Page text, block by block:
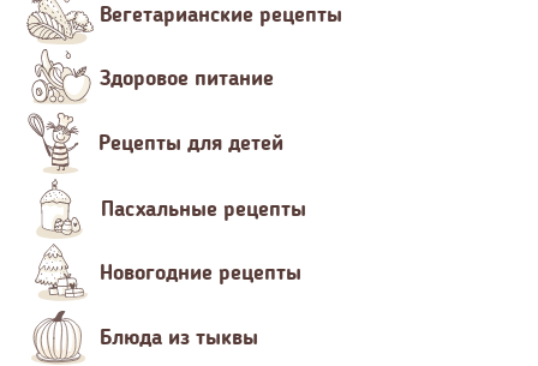
Вегетарианские рецепты
Здоровое питание
Рецепты для детей
Пасхальные рецепты
Новогодние рецепты
Блюда из тыквы